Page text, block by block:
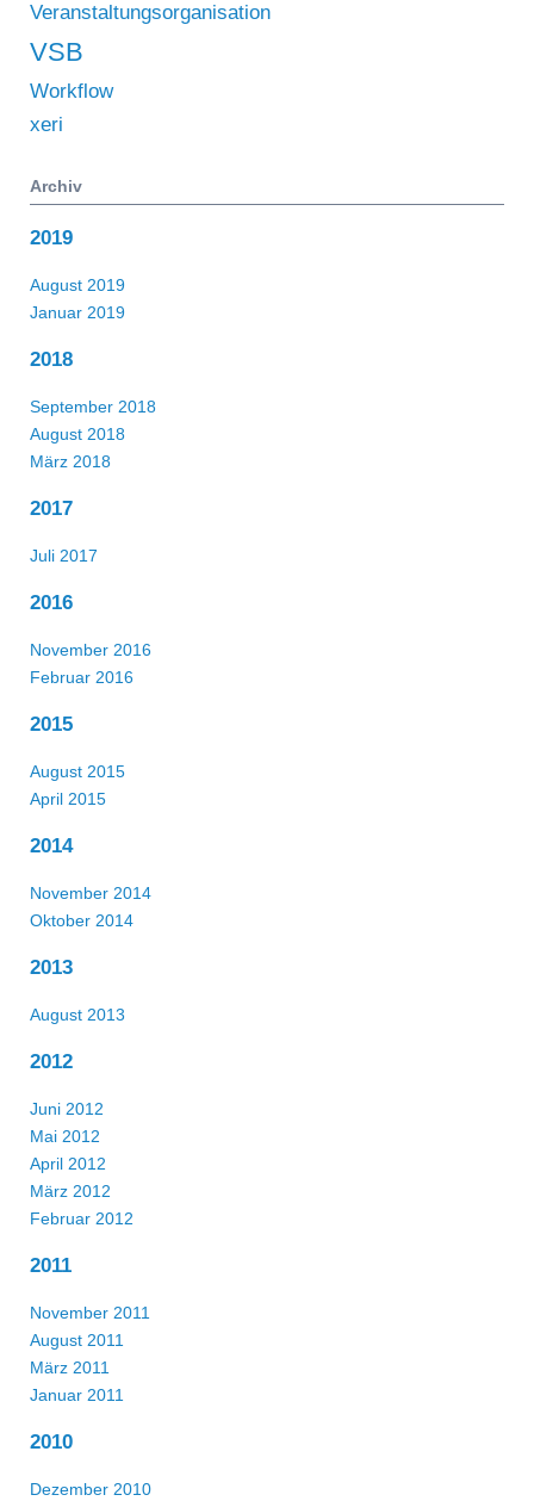
Veranstaltungsorganisation
VSB
Workflow
xeri
Archiv
2019
August 2019
Januar 2019
2018
September 2018
August 2018
März 2018
2017
Juli 2017
2016
November 2016
Februar 2016
2015
August 2015
April 2015
2014
November 2014
Oktober 2014
2013
August 2013
2012
Juni 2012
Mai 2012
April 2012
März 2012
Februar 2012
2011
November 2011
August 2011
März 2011
Januar 2011
2010
Dezember 2010